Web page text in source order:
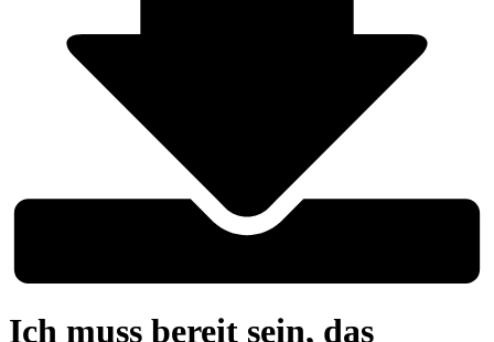
Ich muss bereit sein, das